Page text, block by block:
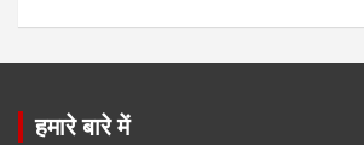
हमारे बारे में